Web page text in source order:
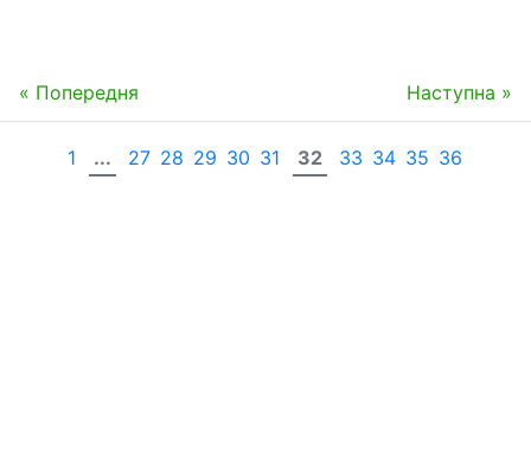
« Попередня Наступна »
1 ... 27 28 29 30 31 32 33 34 35 36